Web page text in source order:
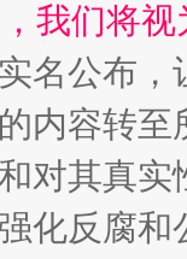
我们将
名公布
内容转
对其真实
强化反腐